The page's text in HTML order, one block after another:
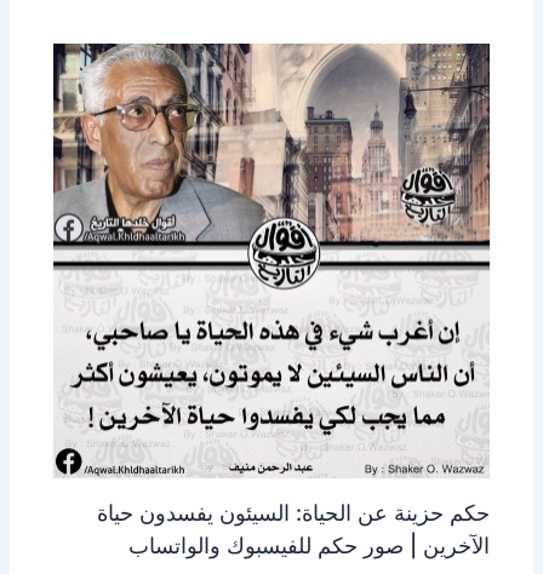
حكم حزينة عن الحياة: السيئون يفسدون حياة
الآخرين | صور حكم للفيسبوك والواتساب